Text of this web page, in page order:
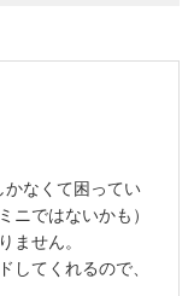
なくて困ってい
ニではないかも）
ません。
してくれるので、